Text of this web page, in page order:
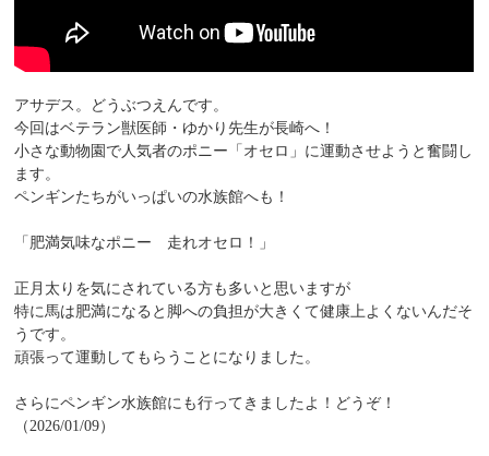
アサデス。どうぶつえんです。
今回はベテラン獣医師・ゆかり先生が長崎へ！
小さな動物園で人気者のポニー「オセロ」に運動させようと奮闘し
ます。
ペンギンたちがいっぱいの水族館へも！
「肥満気味なポニー 走れオセロ！」
正月太りを気にされている方も多いと思いますが
特に馬は肥満になると脚への負担が大きくて健康上よくないんだそ
うです。
頑張って運動してもらうことになりました。
さらにペンギン水族館にも行ってきましたよ！どうぞ！
（2026/01/09）